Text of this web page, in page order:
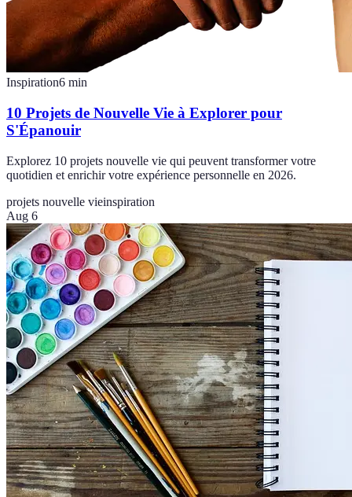
Inspiration6 min
10 Projets de Nouvelle Vie à Explorer pour
S'Épanouir
Explorez 10 projets nouvelle vie qui peuvent transformer votre
quotidien et enrichir votre expérience personnelle en 2026.
projets nouvelle vieinspiration
Aug 6